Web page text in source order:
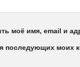
моё имя, email и
последующих моих